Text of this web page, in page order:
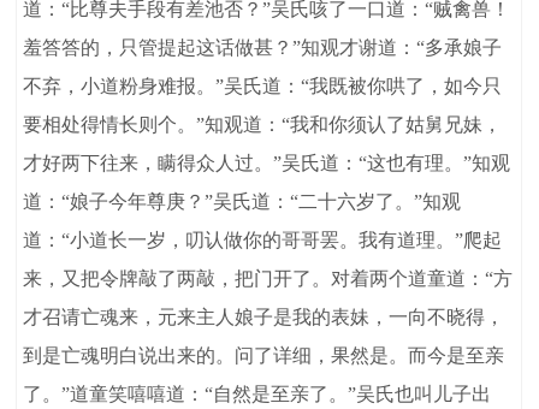
道：“比尊夫手段有差池否？”吴氏咳了一口道：“贼禽兽！
羞答答的，只管提起这话做甚？”知观才谢道：“多承娘子
不弃，小道粉身难报。”吴氏道：“我既被你哄了，如今只
要相处得情长则个。”知观道：“我和你须认了姑舅兄妹，
才好两下往来，瞒得众人过。”吴氏道：“这也有理。”知观
道：“娘子今年尊庚？”吴氏道：“二十六岁了。”知观
道：“小道长一岁，叨认做你的哥哥罢。我有道理。”爬起
来，又把令牌敲了两敲，把门开了。对着两个道童道：“方
才召请亡魂来，元来主人娘子是我的表妹，一向不晓得，
到是亡魂明白说出来的。问了详细，果然是。而今是至亲
了。”道童笑嘻嘻道：“自然是至亲了。”吴氏也叫儿子出